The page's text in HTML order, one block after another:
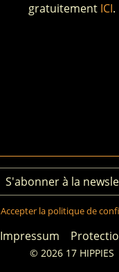
gratuitement ICI.
Accepter la politique de
Impressum
© 2026 17 HIPPIES